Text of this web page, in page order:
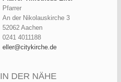
Pfarrer
An der Nikolauskirche 3
52062 Aachen
0241 4011188
eller@citykirche.de
IN DER NÄHE